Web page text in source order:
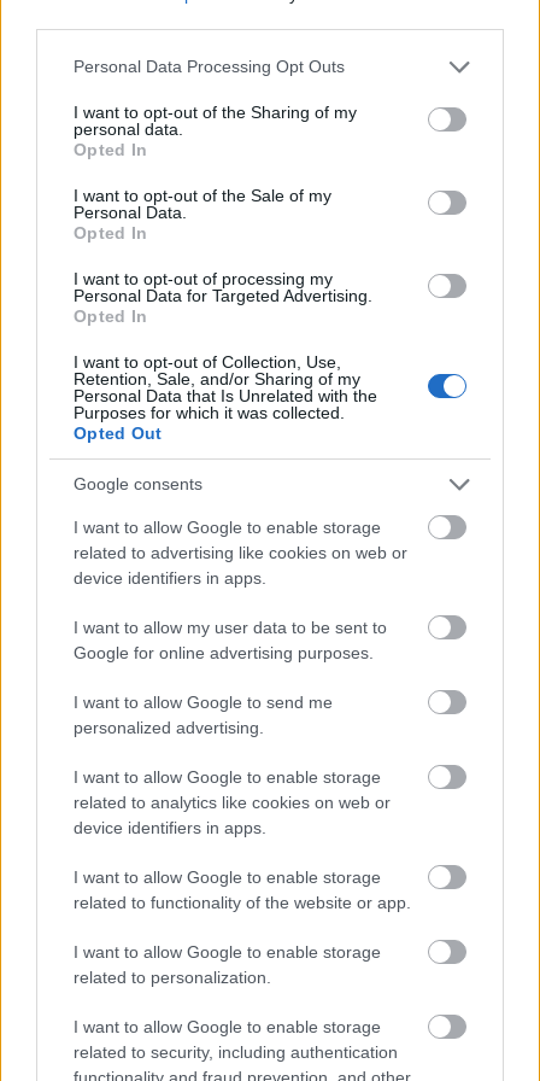
Please note that this website/app uses one or more Google
not limited to your visit or usage behaviour. You may click to
grant or deny consent to Google and its third-party tags to
use your data for below specified purposes in below Google
consent section.
Personal Data Processing Opt Outs
I want to opt-out of the Sharing of my
personal data.
Opted In
I want to opt-out of the Sale of my
Personal Data.
Opted In
I want to opt-out of processing my
Personal Data for Targeted Advertising.
Opted In
I want to opt-out of Collection, Use,
Retention, Sale, and/or Sharing of my
Personal Data that Is Unrelated with the
Purposes for which it was collected.
Opted Out
Google consents
I want to allow Google to enable storage
related to advertising like cookies on web or
device identifiers in apps.
I want to allow my user data to be sent to
Google for online advertising purposes.
I want to allow Google to send me
personalized advertising.
I want to allow Google to enable storage
related to analytics like cookies on web or
device identifiers in apps.
I want to allow Google to enable storage
related to functionality of the website or app.
I want to allow Google to enable storage
related to personalization.
I want to allow Google to enable storage
related to security, including authentication
functionality and fraud prevention, and other
Téli wellness tippek senioroknak
Hévízen
Amikor a hideg is jól esik
heviz fan •2025. december 09.
Van valami varázslatos abban, amikor Hévízre
leérkezik a tél. A levegő csípős, a tó gőzölög, a város
pedig egy kicsit lelassul… és pont ez ...